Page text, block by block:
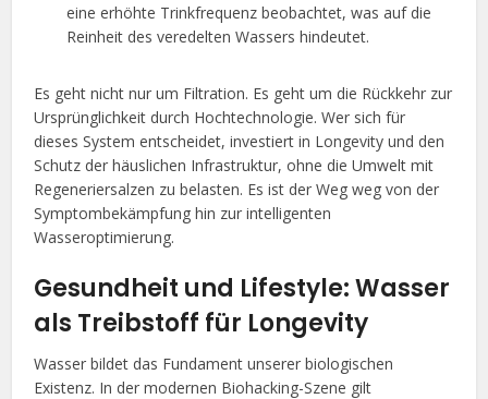
eine erhöhte Trinkfrequenz beobachtet, was auf die
Reinheit des veredelten Wassers hindeutet.
Es geht nicht nur um Filtration. Es geht um die Rückkehr zur
Ursprünglichkeit durch Hochtechnologie. Wer sich für
dieses System entscheidet, investiert in Longevity und den
Schutz der häuslichen Infrastruktur, ohne die Umwelt mit
Regeneriersalzen zu belasten. Es ist der Weg weg von der
Symptombekämpfung hin zur intelligenten
Wasseroptimierung.
Gesundheit und Lifestyle: Wasser
als Treibstoff für Longevity
Wasser bildet das Fundament unserer biologischen
Existenz. In der modernen Biohacking-Szene gilt